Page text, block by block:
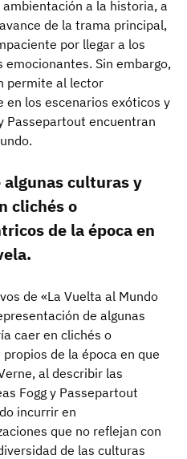
a la historia, a
de la trama principal,
por llegar a los
Sin embargo,
permite al lector
los escenarios exóticos y
Passepartout encuentran
culturas y
clichés o
de la época en
de «La Vuelta al Mundo
de algunas
caer en clichés o
de la época en que
al describir las
Fogg y Passepartout
incurrir en
que no reflejan con
de las culturas